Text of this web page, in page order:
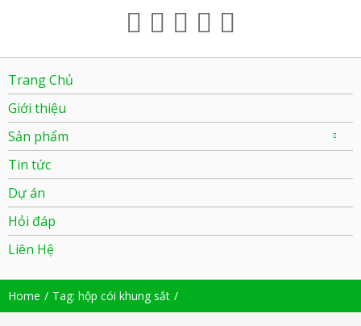
Trang Chủ
Giới thiệu
Sản phẩm
Tin tức
Dự án
Hỏi đáp
Liên Hệ
Home Tag: hộp cói khung sắt